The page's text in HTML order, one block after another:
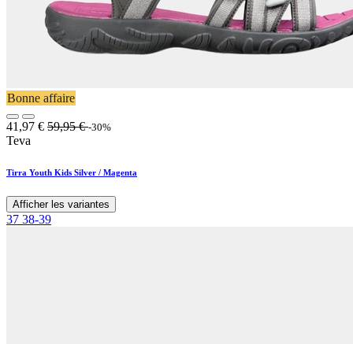
Bonne affaire
41,97 € 59,95€ -30%
Teva
Tirra Youth Kids Silver / Magenta
Afficher les variantes
37 38-39